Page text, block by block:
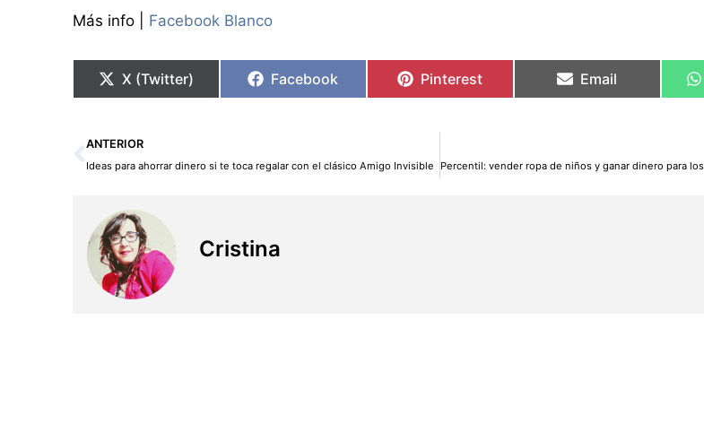
Más info | Facebook Blanco
X (Twitter) Facebook Pinterest Email
Ant
ANTERIOR
Ideas para ahorrar dinero si te toca regalar con el clásico Amigo Invisible
Cristina